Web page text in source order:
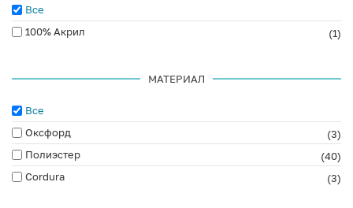
Все
100% Акрил
(1)
МАТЕРИАЛ
Все
Оксфорд
(3)
Полиэстер
(40)
Cordura
(3)